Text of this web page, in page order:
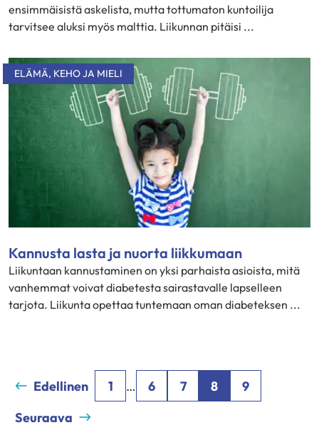
ensimmäisistä askelista, mutta tottumaton kuntoilija
tarvitsee aluksi myös malttia. Liikunnan pitäisi ...
ELÄMÄ, KEHO JA MIELI
Kannusta lasta ja nuorta liikkumaan
Liikuntaan kannustaminen on yksi parhaista asioista, mitä
vanhemmat voivat diabetesta sairastavalle lapselleen
tarjota. Liikunta opettaa tuntemaan oman diabeteksen ...
Edellinen 1 … 6 7 8
9
Seuraava